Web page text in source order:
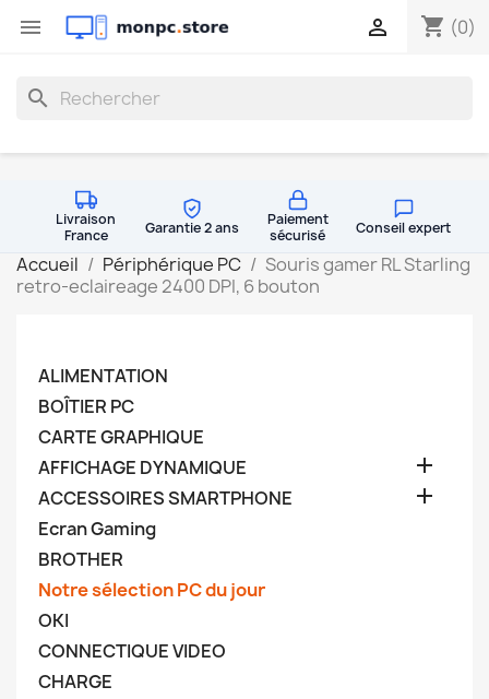
 shopping_cart (0)

search
Livraison
France
Garantie 2 ans
Paiement
sécurisé
Conseil expert
Accueil Périphérique PC
Souris gamer RL Starling
retro-eclaireage 2400 DPI, 6 bouton
ALIMENTATION
BOÎTIER PC
CARTE GRAPHIQUE
AFFICHAGE DYNAMIQUE

ACCESSOIRES SMARTPHONE 
Ecran Gaming
BROTHER
Notre sélection PC du jour
OKI
CONNECTIQUE VIDEO
CHARGE